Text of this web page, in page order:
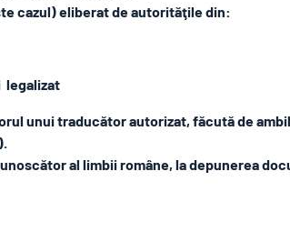
cazul) eliberat de autorităţile din:
legalizat
unui traducător autorizat, făcută de
al limbii române, la depunerea